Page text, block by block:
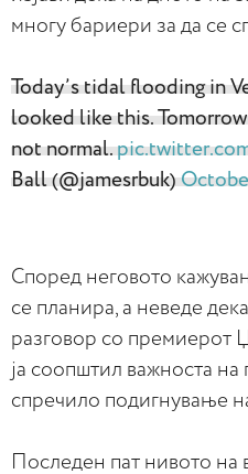
многу бариери за да се
Today’s tidal flooding in
looked like this.
not normal.
Ball (@jamesrbuk)
Според неговото
се планира, а неведе
разговор со премиерот
ја соопштил важноста на
спречило подигнување
Последен пат нивото на